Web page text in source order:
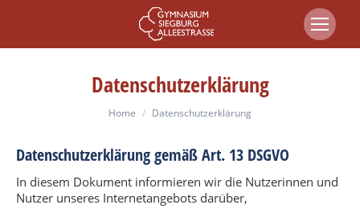
Datenschutzerklärung
You are here:
Home Datenschutzerklärung
Datenschutzerklärung gemäß Art. 13 DSGVO
In diesem Dokument informieren wir die Nutzerinnen und
Nutzer unseres Internetangebots darüber,